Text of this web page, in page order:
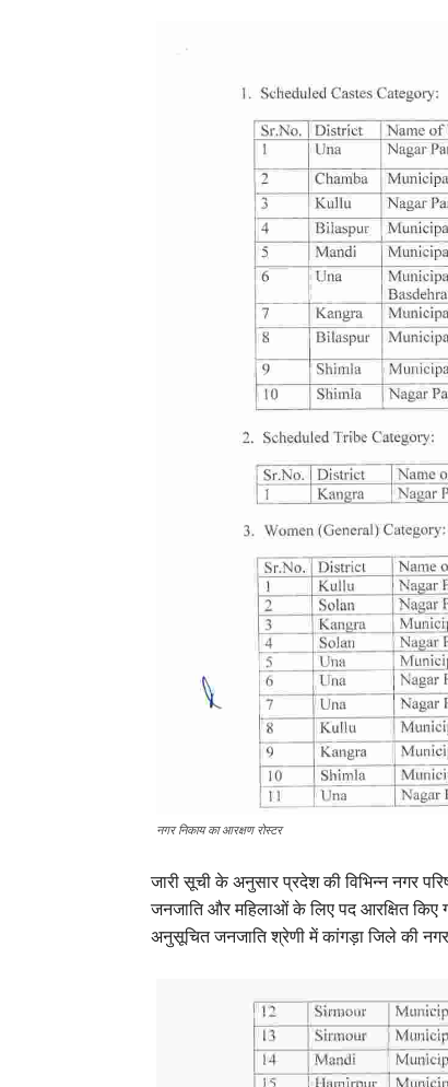
नगर निकाय का आरक्षण रोस्टर
जारी सूची के अनुसार प्रदेश की विभिन्न नगर
जनजाति और महिलाओं के लिए पद आरक्षित किए
अनुसूचित जनजाति श्रेणी में कांगड़ा जिले की